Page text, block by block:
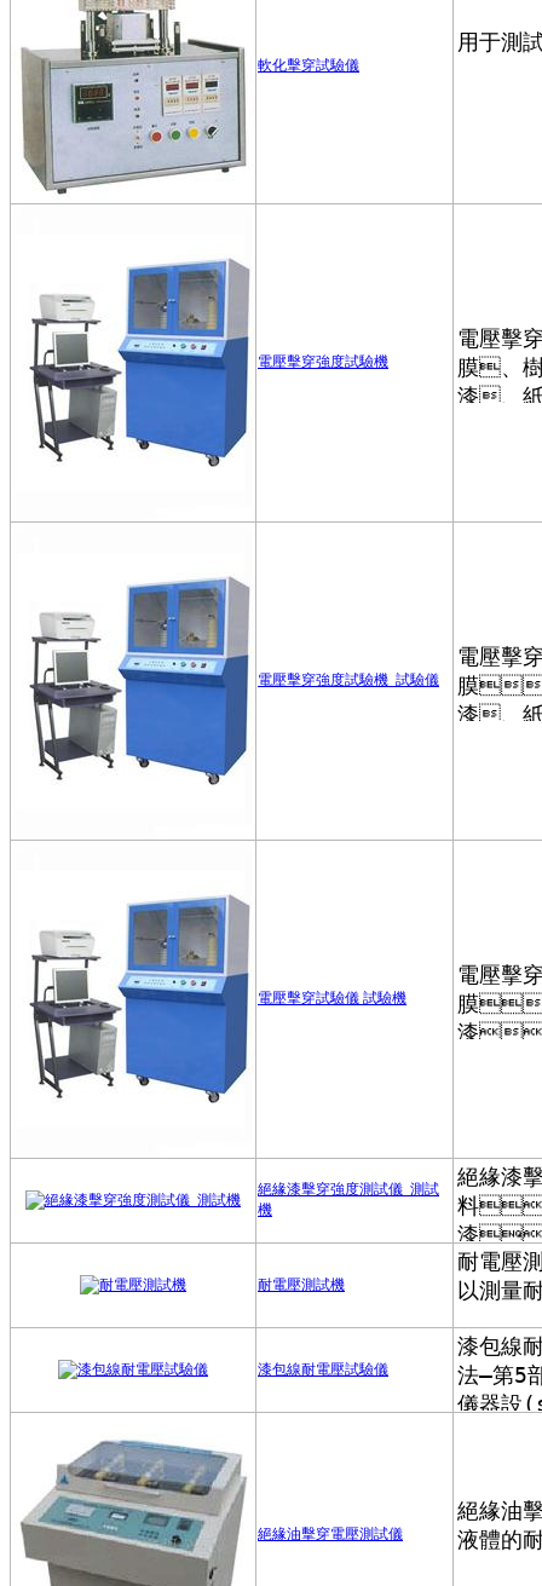
軟化擊穿試驗儀
電壓擊穿強度試驗機
電壓擊穿強度試驗機_試驗儀
電壓擊穿試驗儀 試驗機
絕緣漆擊穿強度測試儀_測試
機
耐電壓測試機
漆包線耐電壓試驗儀
絕緣油擊穿電壓測試儀